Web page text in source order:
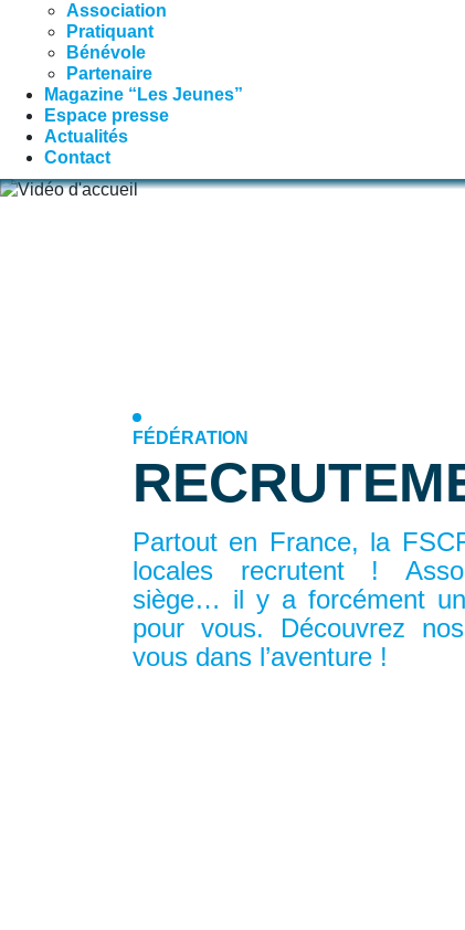
Association
Pratiquant
Bénévole
Partenaire
Magazine “Les Jeunes”
Espace presse
Actualités
Contact
FÉDÉRATION
Partout en France, la
locales recrutent !
siège… il y a forcément
pour vous. Découvrez
vous dans l’aventure !